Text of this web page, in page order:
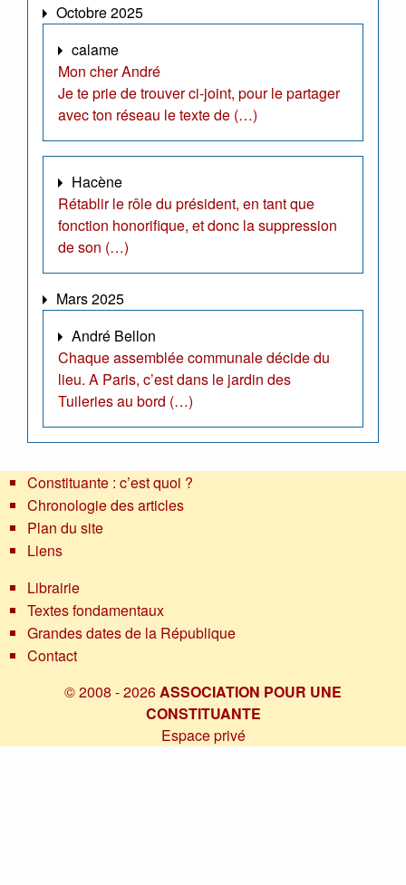
Octobre 2025
calame
Mon cher André
Je te prie de trouver ci-joint, pour le partager
avec ton réseau le texte de (…)
Hacène
Rétablir le rôle du président, en tant que
fonction honorifique, et donc la suppression
de son (…)
Mars 2025
André Bellon
Chaque assemblée communale décide du
lieu. A Paris, c’est dans le jardin des
Tuileries au bord (…)
Constituante : c’est quoi ?
Chronologie des articles
Plan du site
Liens
Librairie
Textes fondamentaux
Grandes dates de la République
Contact
© 2008 - 2026ASSOCIATION POUR UNE
CONSTITUANTE
Espace privé